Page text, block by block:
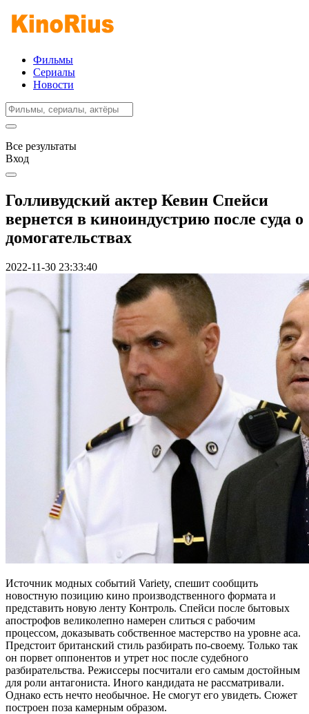
Фильмы
Сериалы
Новости
Все результаты
Вход
Голливудский актер Кевин Спейси
вернется в киноиндустрию после суда о
домогательствах
2022-11-30 23:33:40
Источник модных событий Variety, спешит сообщить
новостную позицию кино производственного формата и
представить новую ленту Контроль. Спейси после бытовых
апострофов великолепно намерен слиться с рабочим
процессом, доказывать собственное мастерство на уровне аса.
Предстоит британский стиль разбирать по-своему. Только так
он порвет оппонентов и утрет нос после судебного
разбирательства. Режиссеры посчитали его самым достойным
для роли антагониста. Иного кандидата не рассматривали.
Однако есть нечто необычное. Не смогут его увидеть. Сюжет
построен поза камерным образом.